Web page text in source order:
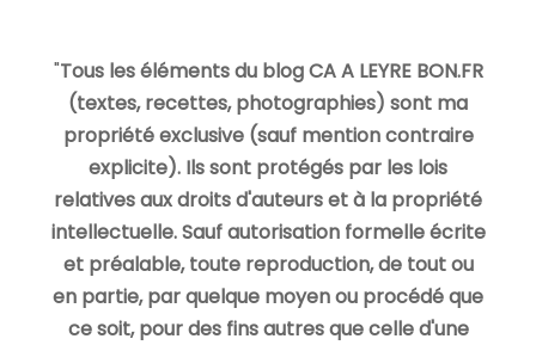
"Tous les éléments du blog CA A LEYRE BON.FR
(textes, recettes, photographies) sont ma
propriété exclusive (sauf mention contraire
explicite). Ils sont protégés par les lois
relatives aux droits d'auteurs et à la propriété
intellectuelle. Sauf autorisation formelle écrite
et préalable, toute reproduction, de tout ou
en partie, par quelque moyen ou procédé que
ce soit, pour des fins autres que celle d'une